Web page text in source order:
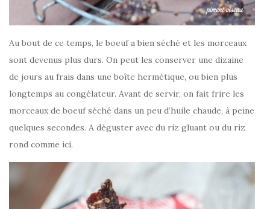
Au bout de ce temps, le boeuf a bien séché et les morceaux
sont devenus plus durs. On peut les conserver une dizaine
de jours au frais dans une boîte hermétique, ou bien plus
longtemps au congélateur. Avant de servir, on fait frire les
morceaux de boeuf séché dans un peu d’huile chaude, à peine
quelques secondes. A déguster avec du riz gluant ou du riz
rond comme ici.